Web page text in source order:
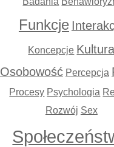
Funkcje
Koncepcje Kultura
Osobowość Percepcja
Procesy Psychologia
Rozwój Sex